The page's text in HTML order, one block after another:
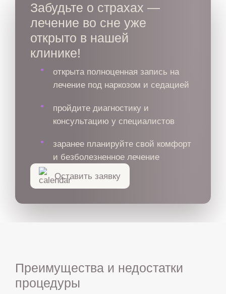
Забудьте о страхах —
лечение во сне уже
открыто в нашей
клинике!
открыта полноценная запись на
лечение под наркозом и седацией
пройдите диагностику и
консультацию у специалистов
заранее планируйте свой комфорт
и безболезненное лечение
Оставить заявку
Преимущества и недостатки
процедуры